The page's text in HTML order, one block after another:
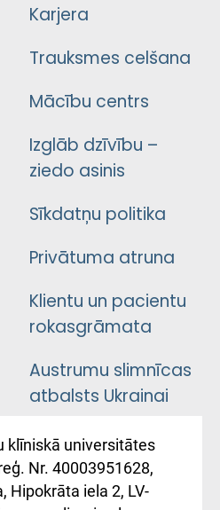
Karjera
Trauksmes celšana
Mācību centrs
Izglāb dzīvību –
ziedo asinis
Sīkdatņu politika
Privātuma atruna
Klientu un pacientu
rokasgrāmata
Austrumu slimnīcas
atbalsts Ukrainai
Підтримка Східної
лікарні та співпраця з
Україною
klīniskā universitātes
Nr. 40003951628,
Hipokrāta iela 2, LV-